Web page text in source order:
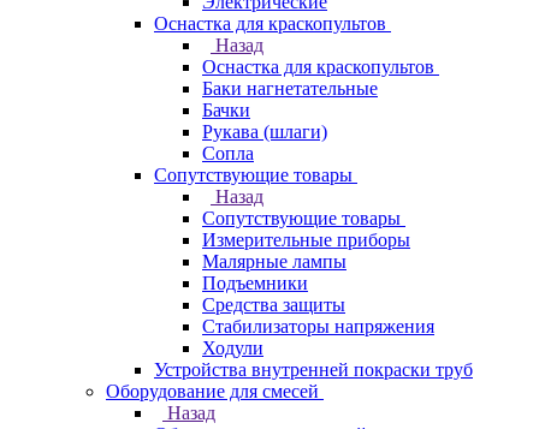
Оснастка для краскопультов
Назад
Оснастка для краскопультов
Баки нагнетательные
Бачки
Рукава (шлаги)
Сопла
Сопутствующие товары
Назад
Сопутствующие товары
Измерительные приборы
Малярные лампы
Подъемники
Средства защиты
Стабилизаторы напряжения
Ходули
Устройства внутренней покраски труб
Оборудование для смесей
Назад